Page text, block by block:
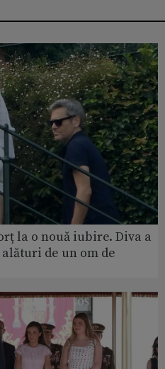
la o nouă iubire. Diva a
de un om de